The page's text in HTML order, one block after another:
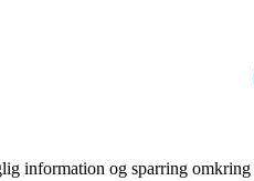
information og sparring